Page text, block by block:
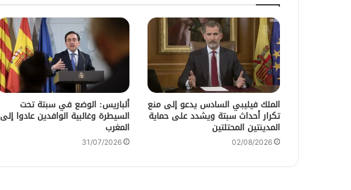
الملك فيليبي السادس يدعو إلى منع
تكرار أحداث سبتة ويشدد على حماية
المدينتين المحتلتين
02/08/2026
ألباريس: الوضع في سبتة تحت
السيطرة وغالبية الوافدين عادوا إلى
المغرب
31/07/2026